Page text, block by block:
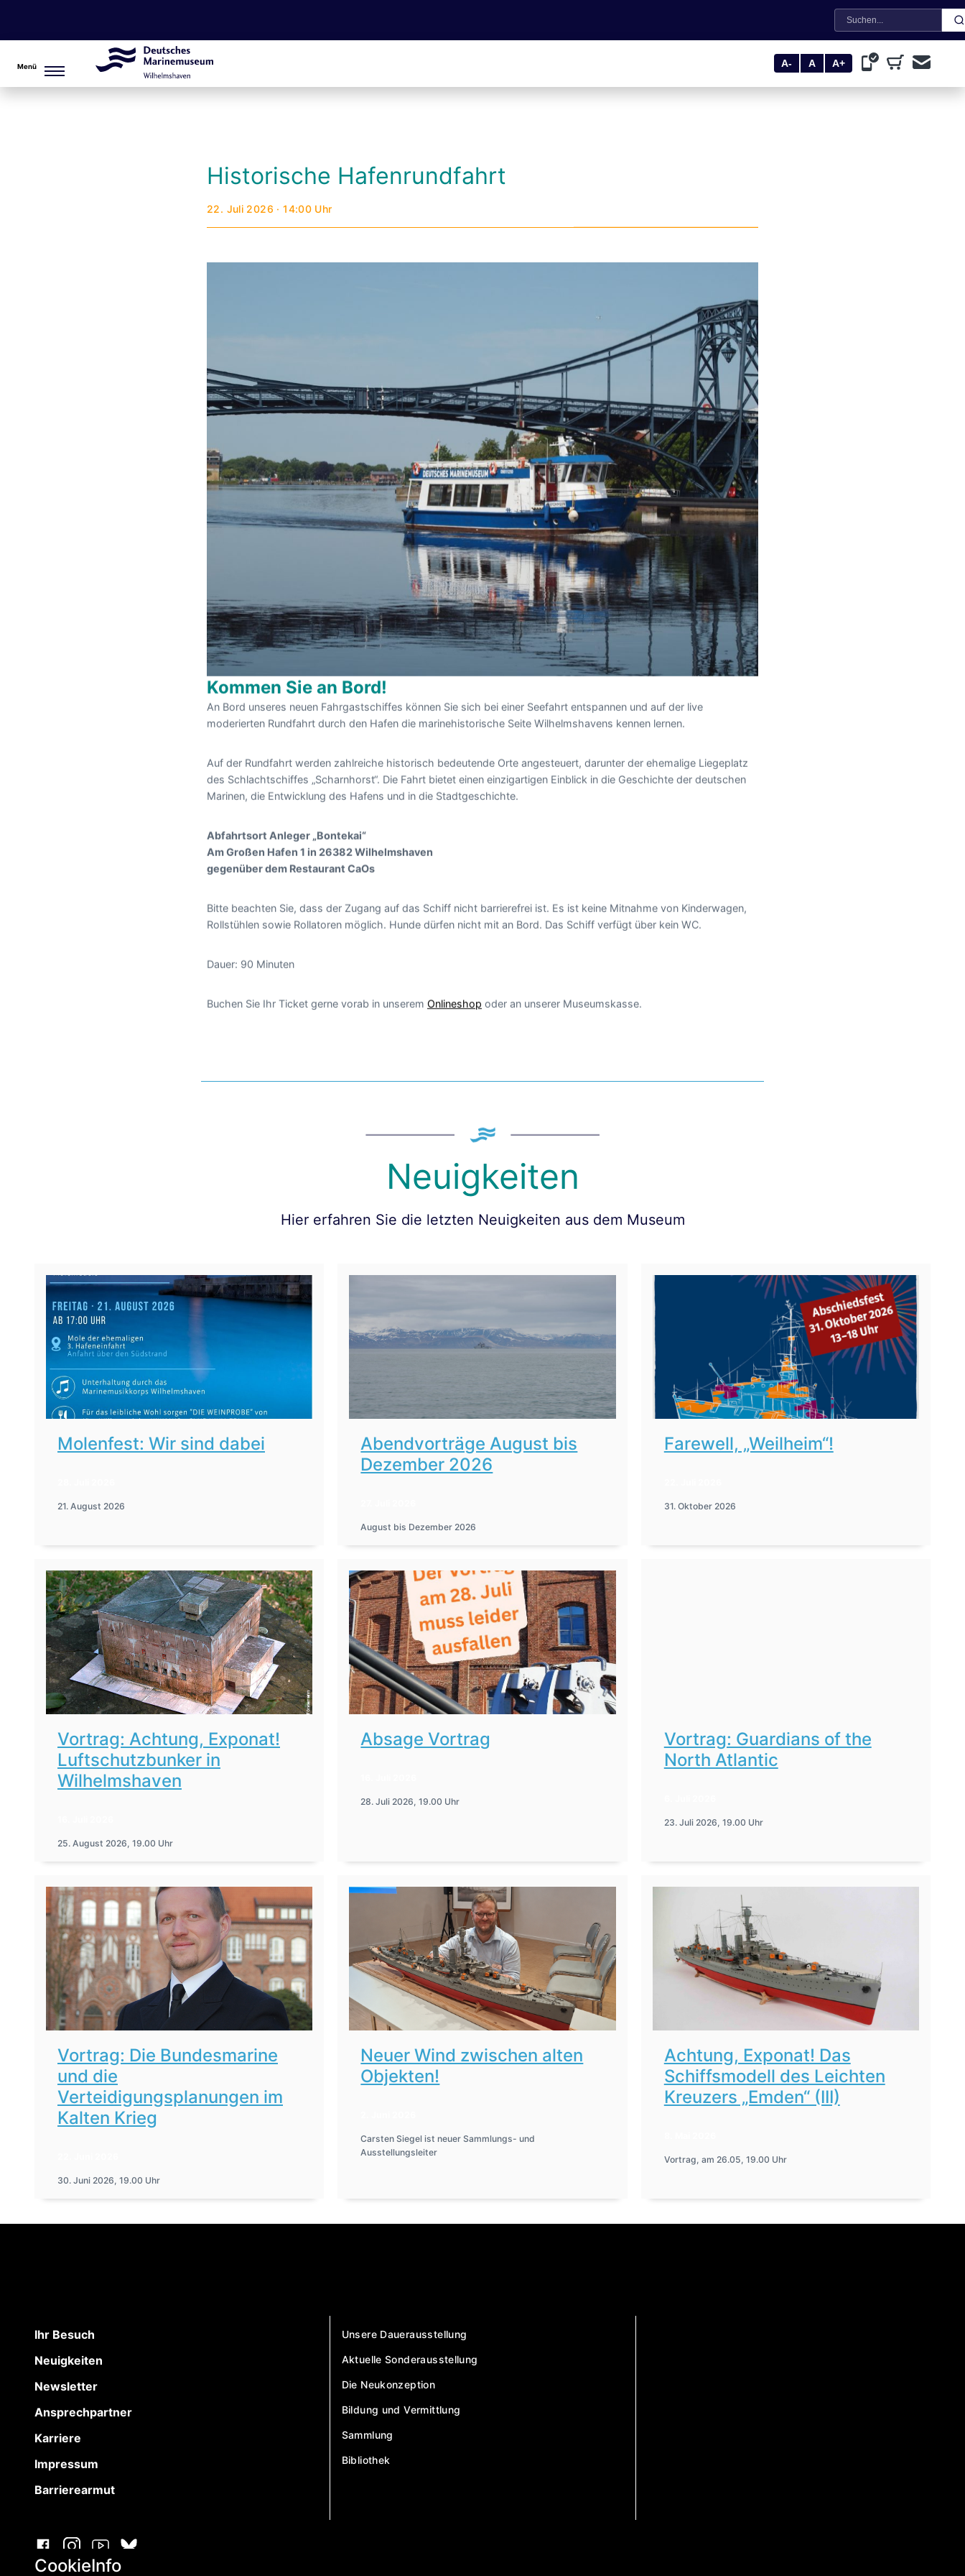
Suche
Menü A- A A+
CookieInfo
Historische Hafenrundfahrt
22. Juli 2026 · 14:00 Uhr
Kommen Sie an Bord!
An Bord unseres neuen Fahrgastschiffes können Sie sich bei einer Seefahrt entspannen und auf der live
moderierten Rundfahrt durch den Hafen die marinehistorische Seite Wilhelmshavens kennen lernen.
Auf der Rundfahrt werden zahlreiche historisch bedeutende Orte angesteuert, darunter der ehemalige Liegeplatz
des Schlachtschiffes „Scharnhorst“. Die Fahrt bietet einen einzigartigen Einblick in die Geschichte der deutschen
Marinen, die Entwicklung des Hafens und in die Stadtgeschichte.
Abfahrtsort Anleger „Bontekai“
Am Großen Hafen 1 in 26382 Wilhelmshaven
gegenüber dem Restaurant CaOs
Bitte beachten Sie, dass der Zugang auf das Schiff nicht barrierefrei ist. Es ist keine Mitnahme von Kinderwagen,
Rollstühlen sowie Rollatoren möglich. Hunde dürfen nicht mit an Bord. Das Schiff verfügt über kein WC.
Dauer: 90 Minuten
Buchen Sie Ihr Ticket gerne vorab in unserem Onlineshop oder an unserer Museumskasse.
Neuigkeiten
Hier erfahren Sie die letzten Neuigkeiten aus dem Museum
Molenfest: Wir sind dabei
21. August 2026
Abendvorträge August bis
Dezember 2026
August bis Dezember 2026
Farewell, „Weilheim“!
31. Oktober 2026
Vortrag: Achtung, Exponat!
Luftschutzbunker in
Wilhelmshaven
25. August 2026, 19.00 Uhr
Absage Vortrag
28. Juli 2026, 19.00 Uhr
Vortrag: Guardians of the
North Atlantic
23. Juli 2026, 19.00 Uhr
Vortrag: Die Bundesmarine
und die
Verteidigungsplanungen im
Kalten Krieg
30. Juni 2026, 19.00 Uhr
Neuer Wind zwischen alten
Objekten!
Carsten Siegel ist neuer Sammlungs- und
Ausstellungsleiter
Achtung, Exponat! Das
Schiffsmodell des Leichten
Kreuzers „Emden“ (III)
Vortrag, am 26.05, 19.00 Uhr
Ihr Besuch
Neuigkeiten
Newsletter
Ansprechpartner
Karriere
Impressum
Barrierearmut
Unsere Dauerausstellung
Aktuelle Sonderausstellung
Die Neukonzeption
Bildung und Vermittlung
Sammlung
Bibliothek